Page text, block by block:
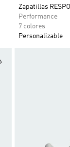
Zapatillas
Performance
7 colores
Personalizable